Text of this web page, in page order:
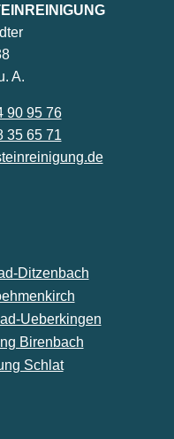
A.
90 95 76
35 65 71
Ditzenbach
Ueberkingen
Birenbach
Schlat